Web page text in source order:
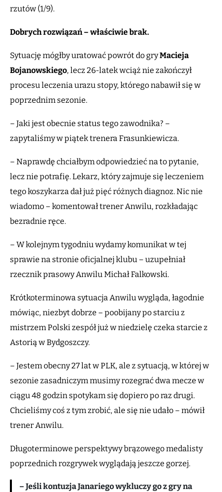
rzutów (1/9).
Dobrych rozwiązań – właściwie brak.
Sytuację mógłby uratować powrót do gryMacieja
Bojanowskiego, lecz 26-latek wciąż nie zakończył
procesu leczenia urazu stopy, którego nabawił się w
poprzednim sezonie.
– Jaki jest obecnie status tego zawodnika? –
zapytaliśmy w piątek trenera Frasunkiewicza.
– Naprawdę chciałbym odpowiedzieć na to pytanie,
lecz nie potrafię. Lekarz, który zajmuje się leczeniem
tego koszykarza dał już pięć różnych diagnoz. Nic nie
wiadomo – komentował trener Anwilu, rozkładając
bezradnie ręce.
– W kolejnym tygodniu wydamy komunikat w tej
sprawie na stronie oficjalnej klubu – uzupełniał
rzecznik prasowy Anwilu Michał Falkowski.
Krótkoterminowa sytuacja Anwilu wygląda, łagodnie
mówiąc, niezbyt dobrze – poobijany po starciu z
mistrzem Polski zespół już w niedzielę czeka starcie z
Astorią w Bydgoszczy.
– Jestem obecny 27 lat w PLK, ale z sytuacją, w której w
sezonie zasadniczym musimy rozegrać dwa mecze w
ciągu 48 godzin spotykam się dopiero po raz drugi.
Chcieliśmy coś z tym zrobić, ale się nie udało – mówił
trener Anwilu.
Długoterminowe perspektywy brązowego medalisty
poprzednich rozgrywek wyglądają jeszcze gorzej.
– Jeśli kontuzja Janariego wykluczy go z gry na